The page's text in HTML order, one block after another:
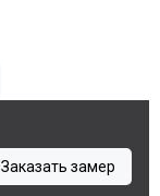
Заказать замер